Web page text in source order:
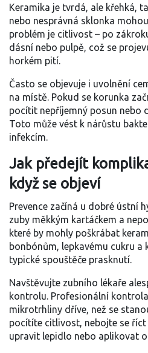
Keramika je tvrdá, ale křehká,
nebo nesprávná sklonka
problém je citlivost – po
dásní nebo pulpě, což se
horkém pití.
Často se objevuje i uvolnění
na místě. Pokud se korunka
pocítit nepříjemný posun nebo
Toto může vést k nárůstu
infekcím.
Jak předejít
když se objeví
Prevence začíná u dobré ústní
zuby měkkým kartáčkem a
které by mohly poškrábat
bonbónům, lepkavému cukru a
typické spouštěče prasknutí.
Navštěvujte zubního lékaře
kontrolu. Profesionální
mikrotrhliny dříve, než se
pocítíte citlivost, nebojte se
upravit lepidlo nebo aplikovat